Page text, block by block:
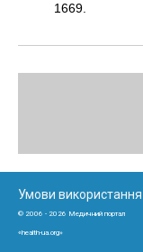
1669.
Умови використання
© 2006 - 2026 Медичний портал
«health-ua.org»